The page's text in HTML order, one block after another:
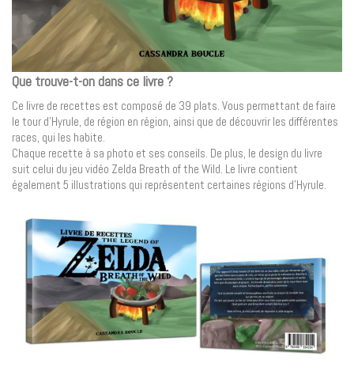
Que trouve-t-on dans ce livre ?
Ce livre de recettes est composé de 39 plats. Vous permettant de faire
le tour d’Hyrule, de région en région, ainsi que de découvrir les différentes
races, qui les habite.
Chaque recette à sa photo et ses conseils. De plus, le design du livre
suit celui du jeu vidéo Zelda Breath of the Wild. Le livre contient
également 5 illustrations qui représentent certaines régions d’Hyrule.